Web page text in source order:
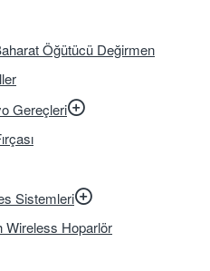
Öğütücü Değirmen
Gereçleri
Sistemleri
Wireless Hoparlör